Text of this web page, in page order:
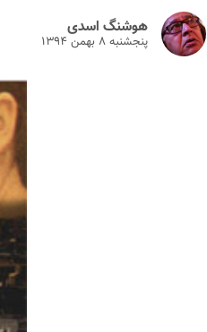
هوشنگ اسدی
پنجشنبه ۸ بهمن ۱۳۹۴